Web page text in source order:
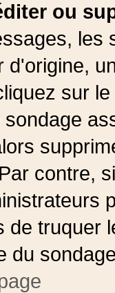
ou
les
d'origine,
sur
contre,
de truquer
du